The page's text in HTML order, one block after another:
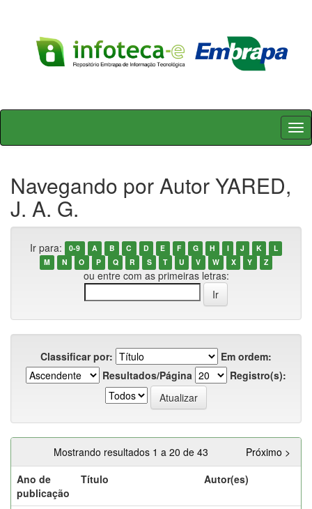
Skip
Navegando por Autor YARED,
J. A. G.
Ir para: 0-9 A B C D E F G H I J K
L
M
N O P Q R S T U V W X Y Z
ou entre com as primeiras letras:
Classificar por:
Em ordem:
Resultados/Página
Registro(s):
Mostrando resultados 1 a 20 de 43
Próximo >
Ano de
publicação
Título Autor(es)